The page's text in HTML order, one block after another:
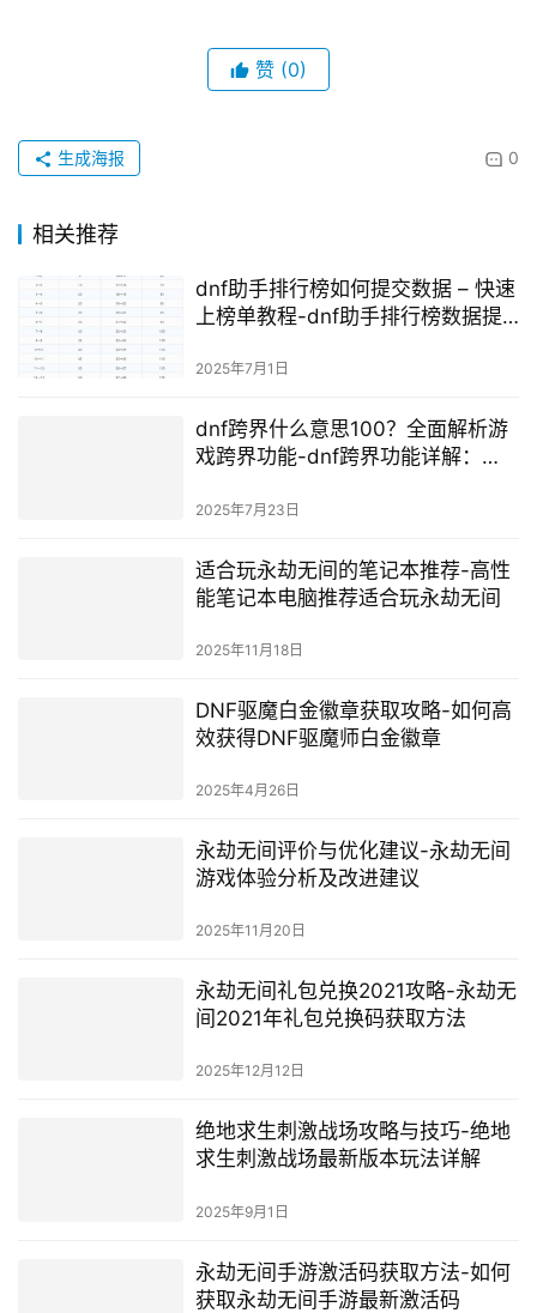
赞 (0)
0
生成海报
相关推荐
dnf助手排行榜如何提交数据 – 快速
上榜单教程-dnf助手排行榜数据提
2025年7月1日
dnf跨界什么意思100？全面解析游
戏跨界功能-dnf跨界功能详解：
2025年7月23日
适合玩永劫无间的笔记本推荐-高性
能笔记本电脑推荐适合玩永劫无间
2025年11月18日
DNF驱魔白金徽章获取攻略-如何高
效获得DNF驱魔师白金徽章
2025年4月26日
永劫无间评价与优化建议-永劫无间
游戏体验分析及改进建议
2025年11月20日
永劫无间礼包兑换2021攻略-永劫无
间2021年礼包兑换码获取方法
2025年12月12日
绝地求生刺激战场攻略与技巧-绝地
求生刺激战场最新版本玩法详解
2025年9月1日
永劫无间手游激活码获取方法-如何
获取永劫无间手游最新激活码